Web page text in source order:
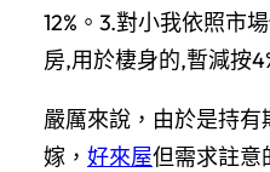
12%。3.對小我依照市
房,用於棲身的,暫減按
嚴厲來說，由於是持
嫁， 好來屋但需求註意